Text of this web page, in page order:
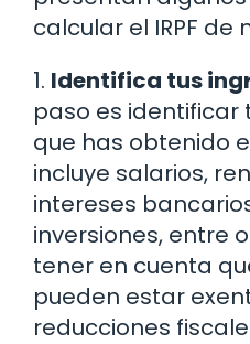
calcular el IRPF
1. Identifica tus
paso es identificar
que has obtenido
incluye salarios,
intereses
inversiones, entre
tener en cuenta
pueden estar
reducciones